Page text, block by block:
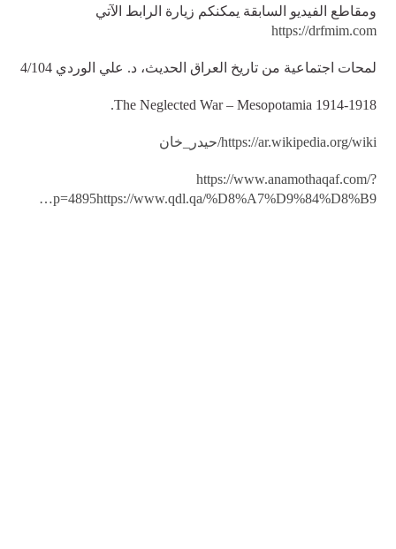
ومقاطع الفيديو السابقة يمكنكم زيارة الرابط الآتي
https://drfmim.com
لمحات اجتماعية من تاريخ العراق الحديث، د. علي الوردي 4/104
The Neglected War – Mesopotamia 1914-1918.
https://ar.wikipedia.org/wiki/حيدر_خان
https://www.anamothaqaf.com/?
p=4895https://www.qdl.qa/%D8%A7%D9%84%D8%B9…